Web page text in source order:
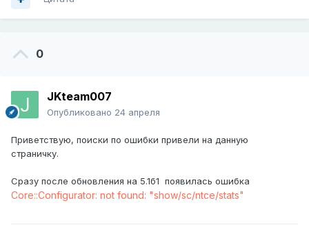
0
JKteam007
Опубликовано 24 апреля
Приветствую, поиски по ошибки привели на данную
страничку.
Cразу после обновления на 5.1б1 появилась ошибка
Core::Configurator: not found: "show/sc/ntce/stats"